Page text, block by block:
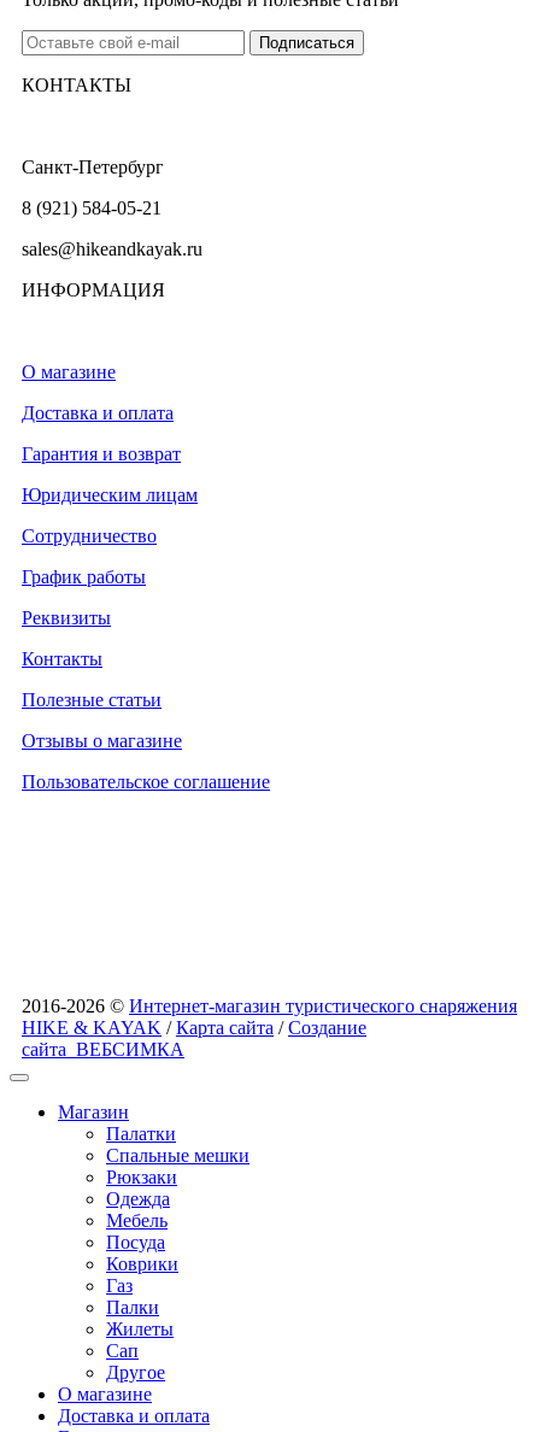
КОНТАКТЫ
Санкт-Петербург
8 (921) 584-05-21
sales@hikeandkayak.ru
ИНФОРМАЦИЯ
О магазине
Доставка и оплата
Гарантия и возврат
Юридическим лицам
Сотрудничество
График работы
Реквизиты
Контакты
Полезные статьи
Отзывы о магазине
Пользовательское соглашение
2016-2026 © Интернет-магазин туристического снаряжения
HIKE & KAYAK /Карта сайта /Создание
сайта ВЕБСИМКА
Магазин
Палатки
Спальные мешки
Рюкзаки
Одежда
Мебель
Посуда
Коврики
Газ
Палки
Жилеты
Сап
Другое
О магазине
Доставка и оплата